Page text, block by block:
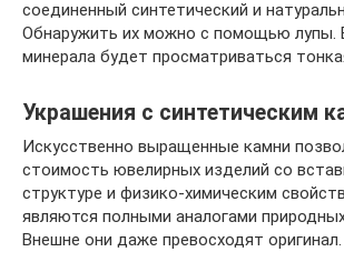
соединенный синтетический и
Обнаружить их можно с помощью лупы.
минерала будет просматриваться
Украшения с синтетическим
Искусственно выращенные камни
стоимость ювелирных изделий со
структуре и физико-химическим
являются полными аналогами
Внешне они даже превосходят оригинал.